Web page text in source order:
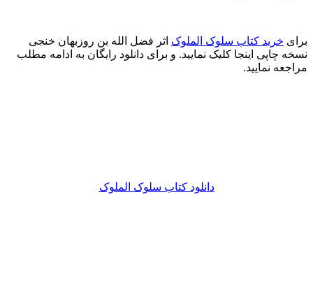
برای خرید کتاب سلوک الملوک اثر فضل الله بن روزبهان خنجی
نسخه چاپی اینجا کلیک نمایید. و برای دانلود رایگان به ادامه مطلب
مراجعه نمایید.
دانلود کتاب سلوک الملوک